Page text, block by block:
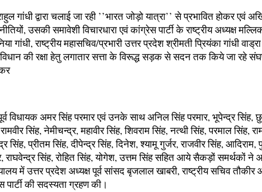
गांधी द्वारा चलाई जा रही ’’भारत जोड़ो यात्रा’’ से प्रभावित होकर एवं
उसकी समावेशी विचारधारा एवं कांग्रेस पार्टी के राष्ट्रीय अध्यक्ष
गांधी, राष्ट्रीय महासचिव/प्रभारी उत्तर प्रदेश श्रीमती प्रियंका गांधी वाड्रा
की रक्षा हेतु लगातार सत्ता के विरूद्ध सड़क से सदन तक किये जा रहे
विधायक अमर सिंह परमार एवं उनके साथ अनिल सिंह परमार, भूपेन्द्र सिंह,
सिंह, नेमीचन्द्र, महावीर सिंह, शिवराम सिंह, नत्थी सिंह, परमाल सिंह,
सिंह, प्रीतम सिंह, दीपेन्द्र सिंह, दिनेश, श्यामू गुर्जर, राजवीर सिंह, आदिराम,
राघवेन्द्र सिंह, रोहित सिंह, योगेश, उत्तम सिंह सहित आये सैकड़ों समर्थकों
में उत्तर प्रदेश अध्यक्ष पूर्व सांसद बृजलाल खाबरी, राष्ट्रीय सचिव
पार्टी की सदस्यता ग्रहण की।